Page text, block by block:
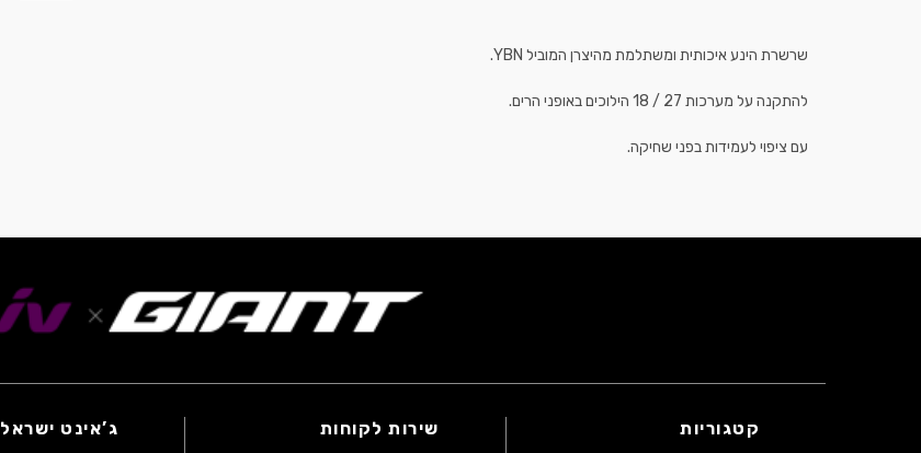
שרשרת הינע איכותית ומשתלמת מהיצרן המוביל YBN.
להתקנה על מערכות 27 / 18 הילוכים באופני הרים.
עם ציפוי לעמידות בפני שחיקה.
קטגוריות שירות לקוחות ג’אינט ישראל